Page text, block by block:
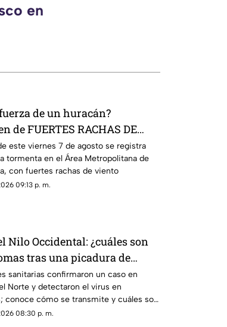
en
de un huracán?
de FUERTES RACHAS DE
superiores a los 60 km/h
en Guadalajara
este viernes 7 de agosto se registra
tormenta en el Área Metropolitana de
con fuertes rachas de viento
09:13 p. m.
Nilo Occidental: ¿cuáles son
tras una picadura de
sanitarias confirmaron un caso en
Norte y detectaron el virus en
conoce cómo se transmite y cuáles son
08:30 p. m.